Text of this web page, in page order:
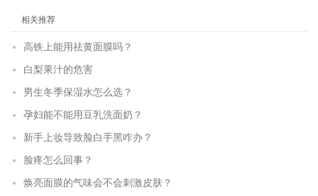
相关推荐
高铁上能用祛黄面膜吗？
白梨果汁的危害
男生冬季保湿水怎么选？
孕妇能不能用豆乳洗面奶？
新手上妆导致脸白手黑咋办？
脸疼怎么回事？
焕亮面膜的气味会不会刺激皮肤？